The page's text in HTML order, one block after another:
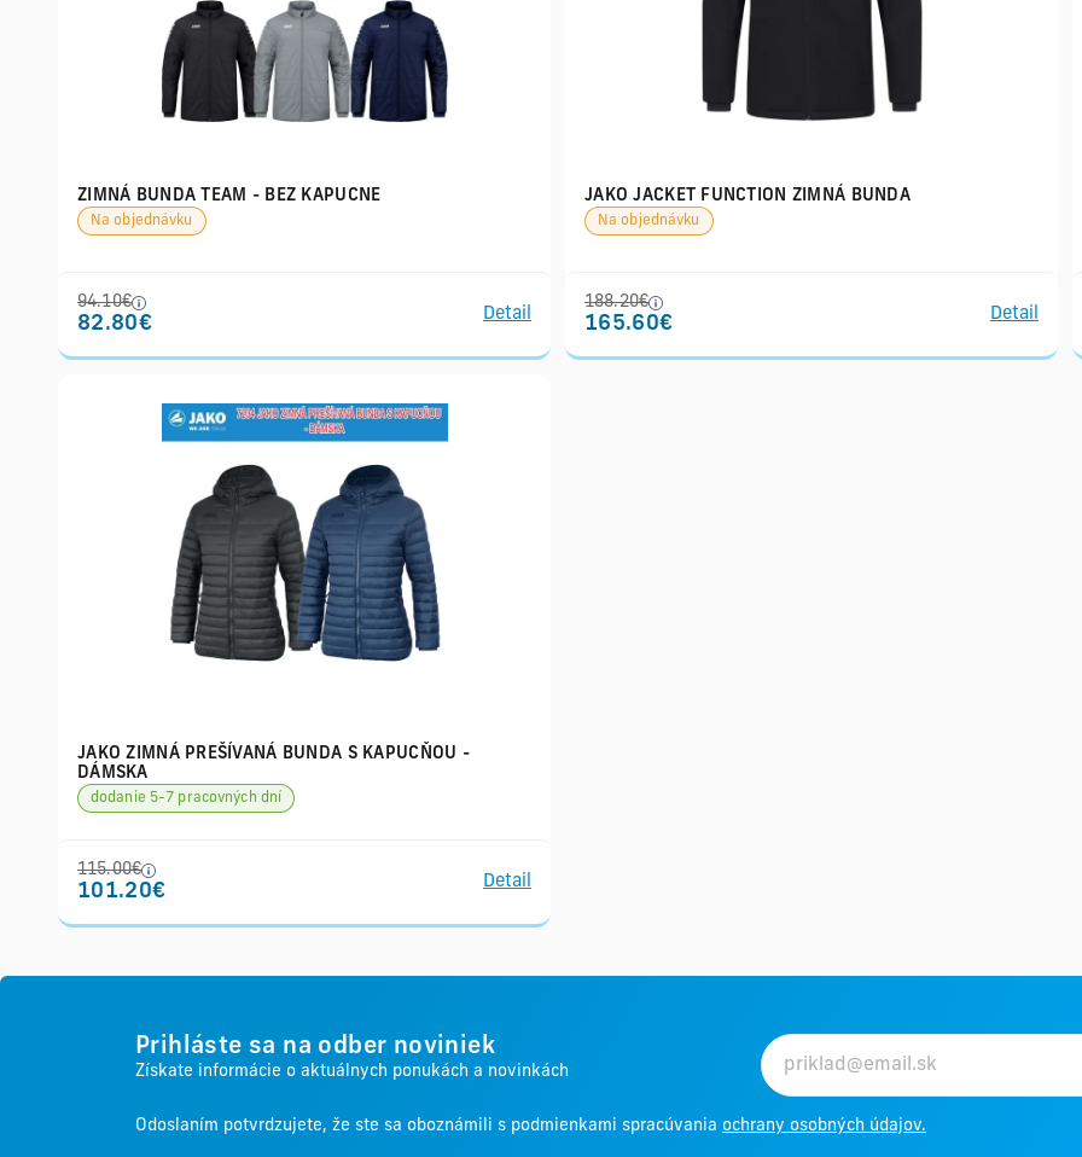
ZIMNÁ BUNDA TEAM - BEZ KAPUCNE
Na objednávku
94.10€
82.80€ Detail
JAKO JACKET FUNCTION ZIMNÁ BUNDA
Na objednávku
188.20€
165.60€ Detail
JAKO ZIMNÁ PREŠÍVANÁ BUNDA S KAPUCŇOU -
DÁMSKA
dodanie 5-7 pracovných dní
115.00€
101.20€ Detail
Prihláste sa na odber noviniek
Získate informácie o aktuálnych ponukách a novinkách
Odoslaním potvrdzujete, že ste sa oboznámili s podmienkami spracúvania ochrany osobných údajov.